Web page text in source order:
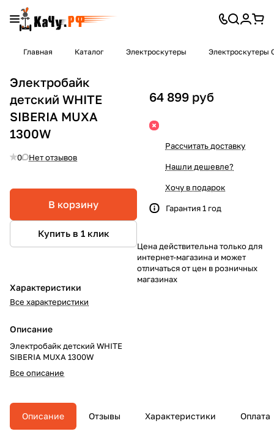
Главная Каталог Электроскутеры Электроскутеры
Электробайк
детский WHITE
SIBERIA MUXA
1300W
0 Нет отзывов
В корзину
Купить в 1 клик
Характеристики
Все характеристики
Описание
Электробайк детский WHITE
SIBERIA MUXA 1300W
Все описание
64 899 руб
Рассчитать доставку
Нашли дешевле?
Хочу в подарок
Гарантия 1 год
Цена действительна только для
интернет-магазина и может
отличаться от цен в розничных
магазинах
Описание Отзывы Характеристики Оплата